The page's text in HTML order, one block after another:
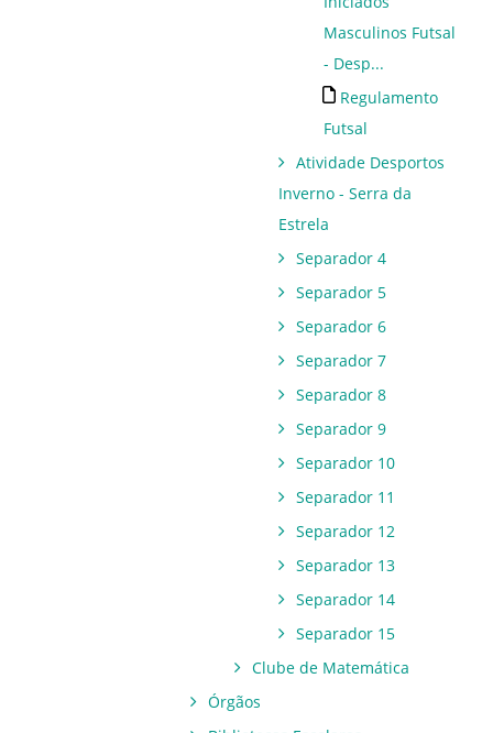
Masculinos Futsal
- Desp...
Regulamento
Futsal
Atividade Desportos
Inverno - Serra da
Estrela
Separador 4
Separador 5
Separador 6
Separador 7
Separador 8
Separador 9
Separador 10
Separador 11
Separador 12
Separador 13
Separador 14
Separador 15
Clube de Matemática
Órgãos